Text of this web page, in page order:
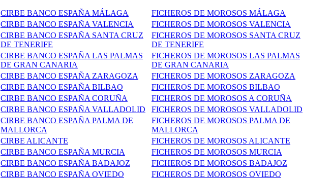
CIRBE BANCO ESPAÑA MÁLAGA
FICHEROS DE MOROSOS MÁLAGA
CIRBE BANCO ESPAÑA VALENCIA
FICHEROS DE MOROSOS VALENCIA
CIRBE BANCO ESPAÑA SANTA CRUZ
DE TENERIFE
FICHEROS DE MOROSOS SANTA CRUZ
DE TENERIFE
CIRBE BANCO ESPAÑA LAS PALMAS
DE GRAN CANARIA
FICHEROS DE MOROSOS LAS PALMAS
DE GRAN CANARIA
CIRBE BANCO ESPAÑA ZARAGOZA
FICHEROS DE MOROSOS ZARAGOZA
CIRBE BANCO ESPAÑA BILBAO
FICHEROS DE MOROSOS BILBAO
CIRBE BANCO ESPAÑA CORUÑA
FICHEROS DE MOROSOS A CORUÑA
CIRBE BANCO ESPAÑA VALLADOLID
FICHEROS DE MOROSOS VALLADOLID
CIRBE BANCO ESPAÑA PALMA DE
MALLORCA
FICHEROS DE MOROSOS PALMA DE
MALLORCA
CIRBE ALICANTE
FICHEROS DE MOROSOS ALICANTE
CIRBE BANCO ESPAÑA MURCIA
FICHEROS DE MOROSOS MURCIA
CIRBE BANCO ESPAÑA BADAJOZ
FICHEROS DE MOROSOS BADAJOZ
CIRBE BANCO ESPAÑA OVIEDO
FICHEROS DE MOROSOS OVIEDO